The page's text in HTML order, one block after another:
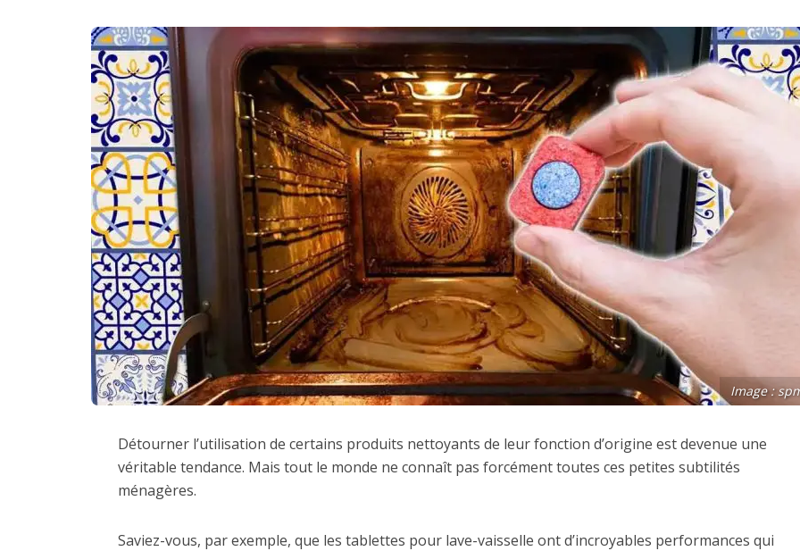
Image :
Détourner l’utilisation de certains produits nettoyants de leur fonction d’origine est devenue une
véritable tendance. Mais tout le monde ne connaît pas forcément toutes ces petites subtilités
ménagères.
Saviez-vous, par exemple, que les tablettes pour lave-vaisselle ont d’incroyables performances qui